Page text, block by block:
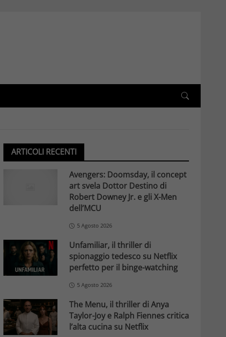
ARTICOLI RECENTI
Avengers: Doomsday, il concept
art svela Dottor Destino di
Robert Downey Jr. e gli X-Men
dell’MCU
5 Agosto 2026
Unfamiliar, il thriller di
spionaggio tedesco su Netflix
perfetto per il binge-watching
5 Agosto 2026
The Menu, il thriller di Anya
Taylor-Joy e Ralph Fiennes critica
l’alta cucina su Netflix